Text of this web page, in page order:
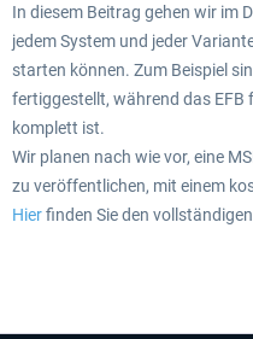
In diesem Beitrag gehen wir im
jedem System und jeder
starten können. Zum Beispiel
fertiggestellt, während das EFB
komplett ist.
Wir planen nach wie vor, eine
zu veröffentlichen, mit einem
Hierfinden Sie den